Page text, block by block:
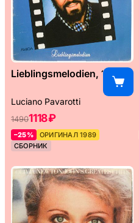
Lieblingsmelodien, 1989
Luciano Pavarotti
14901118 ₽
–25%
ОРИГИНАЛ 1989
СБОРНИК